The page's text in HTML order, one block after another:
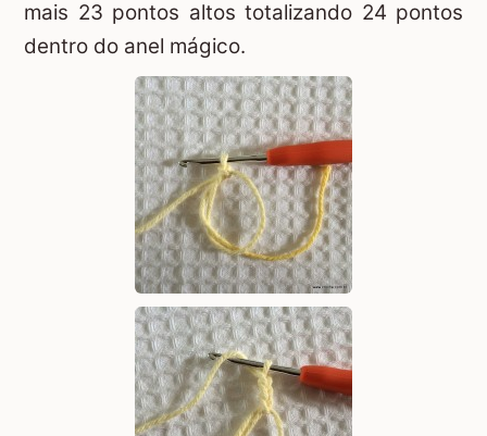
mais 23 pontos altos totalizando 24 pontos
dentro do anel mágico.